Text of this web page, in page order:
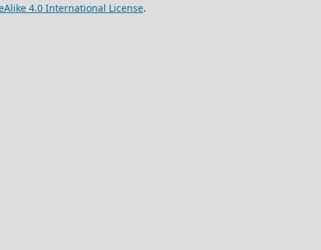
4.0 International License.